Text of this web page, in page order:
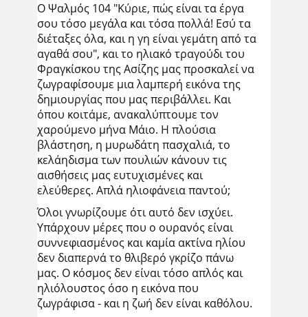
Ο Ψαλμός 104 "Κύριε, πώς είναι τα έργα
σου τόσο μεγάλα και τόσα πολλά! Εσύ τα
διέταξες όλα, και η γη είναι γεμάτη από τα
αγαθά σου", και το ηλιακό τραγούδι του
Φραγκίσκου της Ασίζης μας προσκαλεί να
ζωγραφίσουμε μια λαμπερή εικόνα της
δημιουργίας που μας περιβάλλει. Και
όπου κοιτάμε, ανακαλύπτουμε τον
χαρούμενο μήνα Μάιο. Η πλούσια
βλάστηση, η μυρωδάτη πασχαλιά, το
κελάηδισμα των πουλιών κάνουν τις
αισθήσεις μας ευτυχισμένες και
ελεύθερες. Απλά ηλιοφάνεια παντού;
Όλοι γνωρίζουμε ότι αυτό δεν ισχύει.
Υπάρχουν μέρες που ο ουρανός είναι
συννεφιασμένος και καμία ακτίνα ηλίου
δεν διαπερνά το θλιβερό γκρίζο πάνω
μας. Ο κόσμος δεν είναι τόσο απλός και
ηλιόλουστος όσο η εικόνα που
ζωγράφισα - και η ζωή δεν είναι καθόλου.